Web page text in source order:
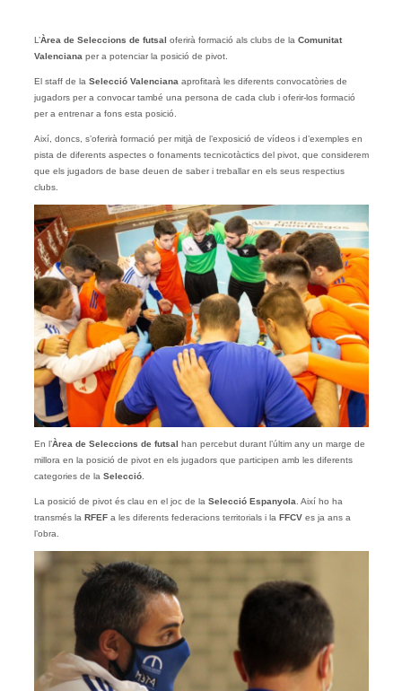
L’Àrea de Seleccions de futsal oferirà formació als clubs de la Comunitat
Valenciana per a potenciar la posició de pivot.
El staff de la Selecció Valenciana aprofitarà les diferents convocatòries de
jugadors per a convocar també una persona de cada club i oferir-los formació
per a entrenar a fons esta posició.
Així, doncs, s’oferirà formació per mitjà de l’exposició de vídeos i d’exemples en
pista de diferents aspectes o fonaments tecnicotàctics del pivot, que considerem
que els jugadors de base deuen de saber i treballar en els seus respectius
clubs.
En l’Àrea de Seleccions de futsal han percebut durant l’últim any un marge de
millora en la posició de pivot en els jugadors que participen amb les diferents
categories de la Selecció.
La posició de pivot és clau en el joc de la Selecció Espanyola. Així ho ha
transmés la RFEF a les diferents federacions territorials i la FFCV es ja ans a
l’obra.